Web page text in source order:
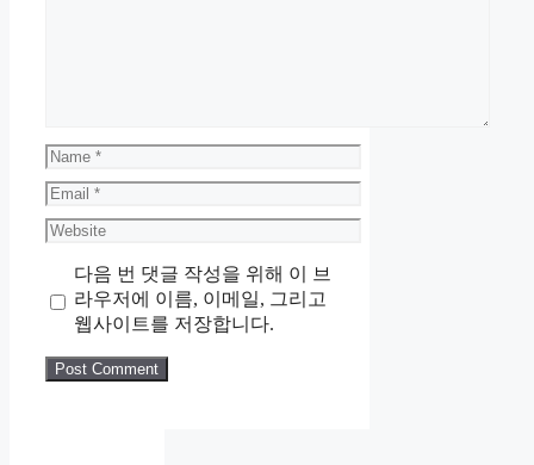
Name
Email
Website
다음 번 댓글 작성을 위해 이 브
라우저에 이름, 이메일, 그리고
웹사이트를 저장합니다.